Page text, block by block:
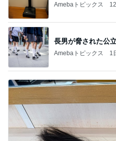
Amebaトピックス
長男が脅された公
Amebaトピックス 1